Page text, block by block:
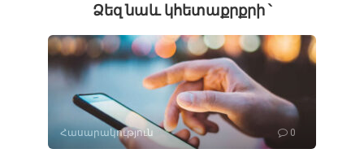
Ձեզ նաև կհետաքրքրի ՝
Հասարակություն 0